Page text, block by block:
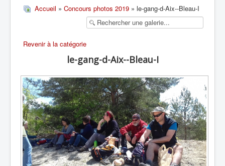
RANDONNÉE SPORTIVE
Accueil » Concours photos 2019 » le-gang-d-Aix--Bleau-I
Revenir à la catégorie
le-gang-d-Aix--Bleau-I